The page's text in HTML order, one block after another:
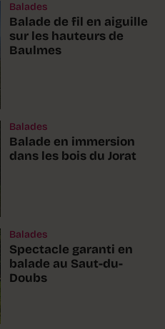
Balades
Balade de fil en aiguille
sur les hauteurs de
Baulmes
Balades
Balade en immersion
dans les bois du Jorat
Balades
Spectacle garanti en
balade au Saut-du-
Doubs